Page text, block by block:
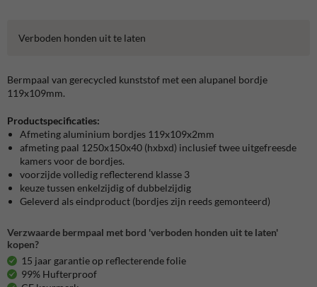
Verboden honden uit te laten
Bermpaal van gerecycled kunststof met een alupanel bordje
119x109mm.
Productspecificaties:
Afmeting aluminium bordjes 119x109x2mm
afmeting paal 1250x150x40 (hxbxd) inclusief twee uitgefreesde
kamers voor de bordjes.
voorzijde volledig reflecterend klasse 3
keuze tussen enkelzijdig of dubbelzijdig
Geleverd als eindproduct (bordjes zijn reeds gemonteerd)
Verzwaarde bermpaal met bord 'verboden honden uit te laten'
kopen?
15 jaar garantie op reflecterende folie
99% Hufterproof